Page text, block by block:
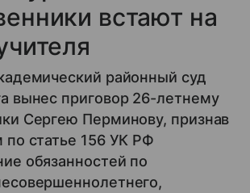
встают на
районный суд
вынес приговор 26-летнему
Сергею Перминову, признав
по статье 156 УК РФ
обязанностей по